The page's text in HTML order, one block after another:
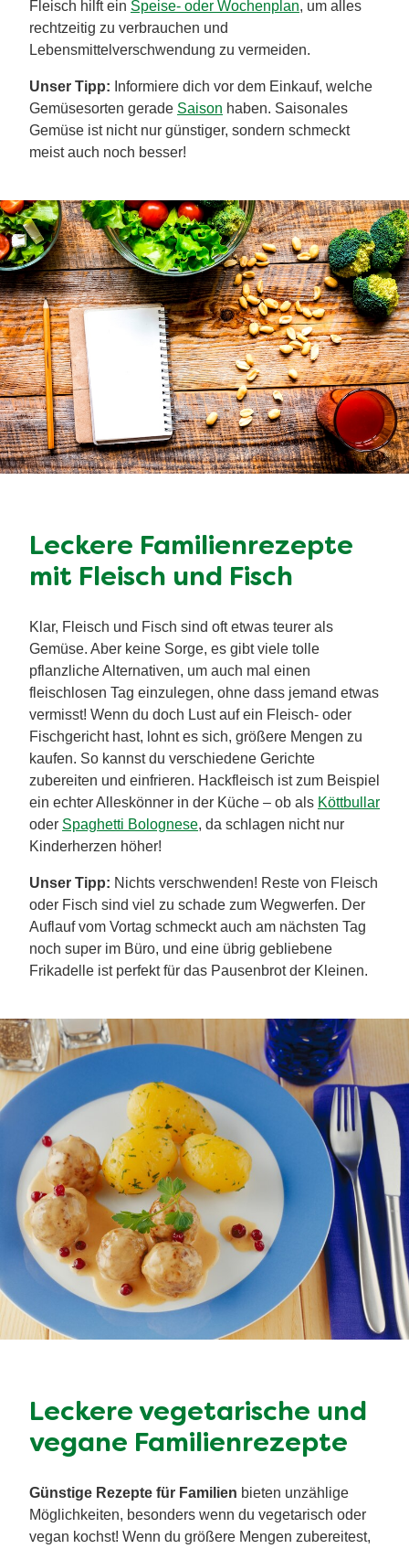
Fleisch hilft ein Speise- oder Wochenplan, um alles
rechtzeitig zu verbrauchen und
Lebensmittelverschwendung zu vermeiden.
Unser Tipp: Informiere dich vor dem Einkauf, welche
Gemüsesorten gerade Saison haben. Saisonales
Gemüse ist nicht nur günstiger, sondern schmeckt
meist auch noch besser!
Leckere Familienrezepte
mit Fleisch und Fisch
Klar, Fleisch und Fisch sind oft etwas teurer als
Gemüse. Aber keine Sorge, es gibt viele tolle
pflanzliche Alternativen, um auch mal einen
fleischlosen Tag einzulegen, ohne dass jemand etwas
vermisst! Wenn du doch Lust auf ein Fleisch- oder
Fischgericht hast, lohnt es sich, größere Mengen zu
kaufen. So kannst du verschiedene Gerichte
zubereiten und einfrieren. Hackfleisch ist zum Beispiel
ein echter Alleskönner in der Küche – ob als Köttbullar
oder Spaghetti Bolognese, da schlagen nicht nur
Kinderherzen höher!
Unser Tipp: Nichts verschwenden! Reste von Fleisch
oder Fisch sind viel zu schade zum Wegwerfen. Der
Auflauf vom Vortag schmeckt auch am nächsten Tag
noch super im Büro, und eine übrig gebliebene
Frikadelle ist perfekt für das Pausenbrot der Kleinen.
Leckere vegetarische und
vegane Familienrezepte
Günstige Rezepte für Familien bieten unzählige
Möglichkeiten, besonders wenn du vegetarisch oder
vegan kochst! Wenn du größere Mengen zubereitest,